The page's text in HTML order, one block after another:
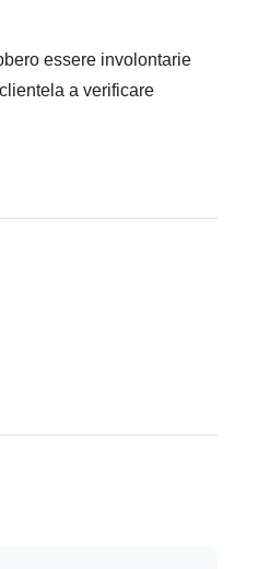
essere involontarie
a verificare